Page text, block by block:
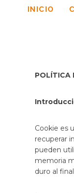
INICIO
POLÍTICA
Cookie es
recuperar
pueden
memoria
duro al